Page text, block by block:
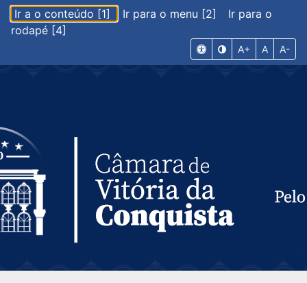
Ir a o conteúdo [1] Ir para o menu [2]
Ir para o
rodapé [4]
A+ A A-